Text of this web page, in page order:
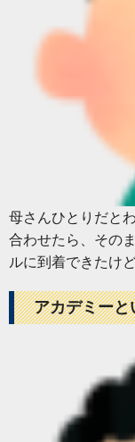
母さんひとりだと
合わせたら、その
ルに到着できたけど
アカデミー